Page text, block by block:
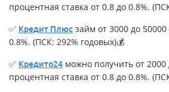
процентная ставка от 0.8 до 0.8%.
✅ Кредит Плюс займ от 3000 до 50000
0.8%. (ПСК: 292% годовых)💰
✅ Кредито24 можно получить от 2000
процентная ставка от 0.8 до 0.8%.